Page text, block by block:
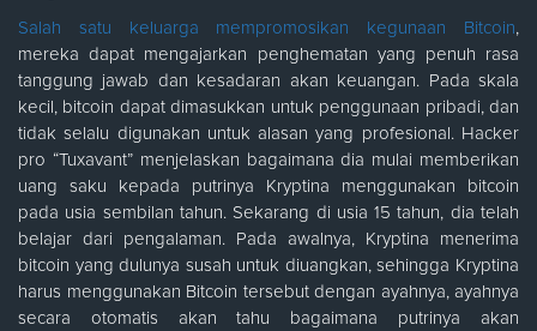
Salah satu keluarga mempromosikan kegunaan Bitcoin,
mereka dapat mengajarkan penghematan yang penuh rasa
tanggung jawab dan kesadaran akan keuangan. Pada skala
kecil, bitcoin dapat dimasukkan untuk penggunaan pribadi, dan
tidak selalu digunakan untuk alasan yang profesional. Hacker
pro “Tuxavant” menjelaskan bagaimana dia mulai memberikan
uang saku kepada putrinya Kryptina menggunakan bitcoin
pada usia sembilan tahun. Sekarang di usia 15 tahun, dia telah
belajar dari pengalaman. Pada awalnya, Kryptina menerima
bitcoin yang dulunya susah untuk diuangkan, sehingga Kryptina
harus menggunakan Bitcoin tersebut dengan ayahnya, ayahnya
secara otomatis akan tahu bagaimana putrinya akan